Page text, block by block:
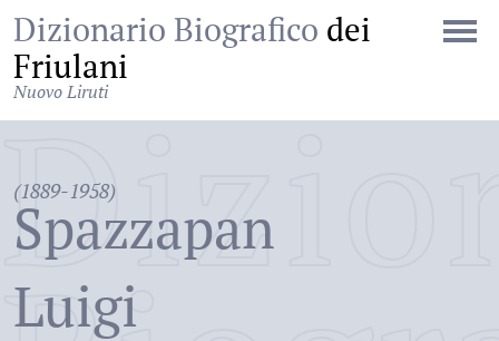
Dizionario Biografico dei
Friulani
Nuovo Liruti
(1889-1958)
Spazzapan
Luigi